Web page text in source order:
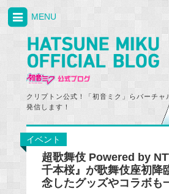
クリプトン公式！「初音ミク」らバーチャ
発信します！
MENU
イベント
超歌舞伎 Powered by
千本桜』が歌舞伎座初降
念したグッズやコラボも